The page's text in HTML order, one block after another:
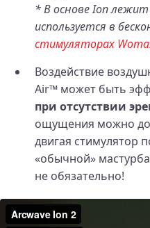
* В основе Ion
используется в
стимуляторах
Воздействие
Air™ может быть
при отсутствии
ощущения можно
двигая стимулятор
«обычной»
не обязательно!